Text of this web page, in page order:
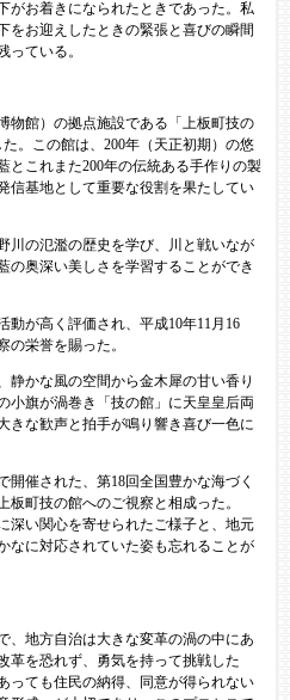
がお着きになられたときであった。私
をお迎えしたときの緊張と喜びの瞬間
っている。
物館）の拠点施設である「上板町技の
。この館は、200年（天正初期）の悠
とこれまた200年の伝統ある手作りの製
信基地として重要な役割を果たしてい
川の氾濫の歴史を学び、川と戦いなが
の奥深い美しさを学習することができ
動が高く評価され、平成10年11月16
の栄誉を賜った。
静かな風の空間から金木犀の甘い香り
小旗が渦巻き「技の館」に天皇皇后両
きな歓声と拍手が鳴り響き喜び一色に
開催された、第18回全国豊かな海づく
板町技の館へのご視察と相成った。
深い関心を寄せられたご様子と、地元
なに対応されていた姿も忘れることが
、地方自治は大きな変革の渦の中にあ
革を恐れず、勇気を持って挑戦した
っても住民の納得、同意が得られない